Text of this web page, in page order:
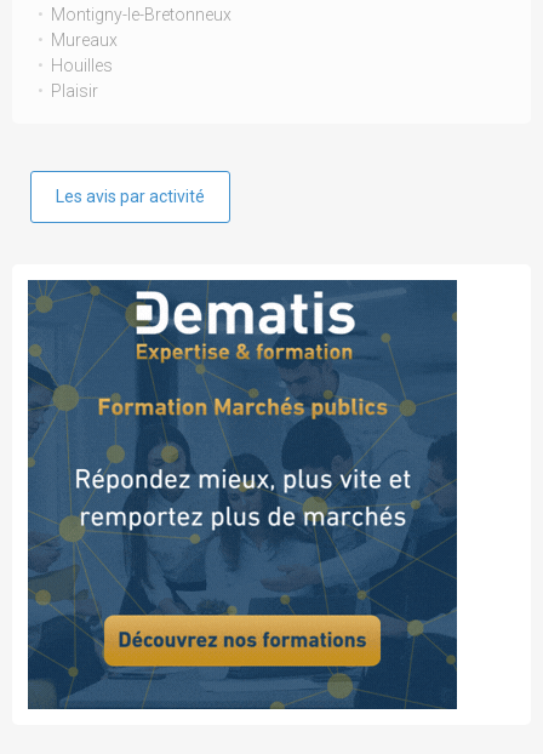
Montigny-le-Bretonneux
Mureaux
Houilles
Plaisir
Les avis par activité